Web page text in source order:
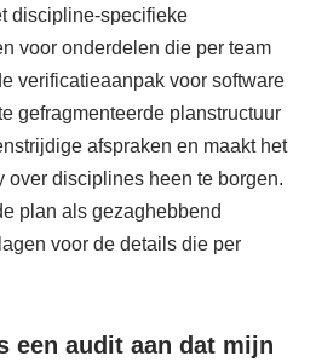
discipline-specifieke
voor onderdelen die per team
verificatieaanpak voor software
gefragmenteerde planstructuur
afspraken en maakt het
over disciplines heen te borgen.
plan als gezaghebbend
voor de details die per
een audit aan dat mijn